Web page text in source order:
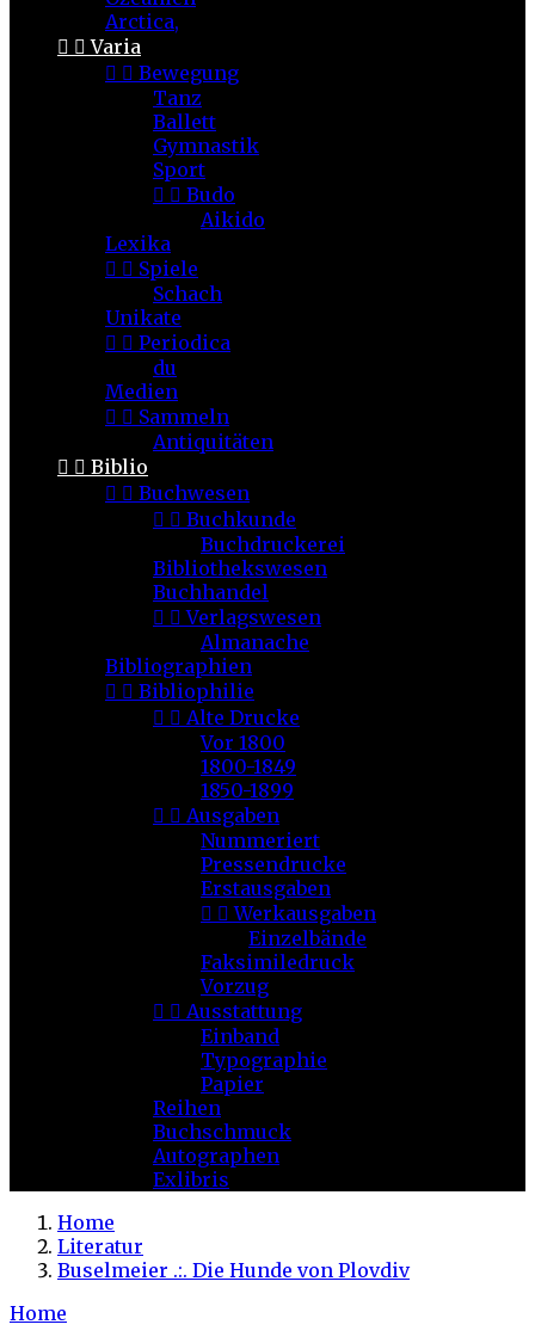
Arctica,
  Varia
  Bewegung
Tanz
Ballett
Gymnastik
Sport
  Budo
Aikido
Lexika
  Spiele
Schach
Unikate
  Periodica
du
Medien
  Sammeln
Antiquitäten
  Biblio
  Buchwesen
  Buchkunde
Buchdruckerei
Bibliothekswesen
Buchhandel
  Verlagswesen
Almanache
Bibliographien
  Bibliophilie
  Alte Drucke
Vor 1800
1800-1849
1850-1899
  Ausgaben
Nummeriert
Pressendrucke
Erstausgaben
  Werkausgaben
Einzelbände
Faksimiledruck
Vorzug
  Ausstattung
Einband
Typographie
Papier
Reihen
Buchschmuck
Autographen
Exlibris
Home
Literatur
Buselmeier .:. Die Hunde von Plovdiv
Home